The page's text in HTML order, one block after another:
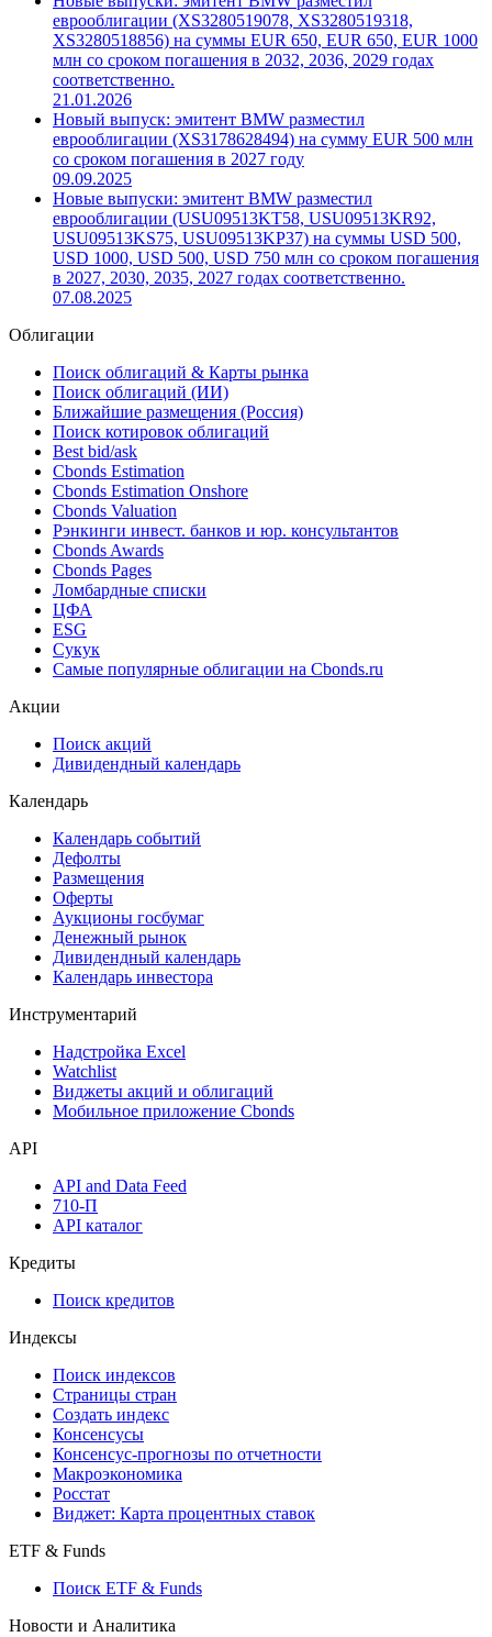
еврооблигации (XS3280519078, XS3280519318,
XS3280518856) на суммы EUR 650, EUR 650, EUR 1000
млн со сроком погашения в 2032, 2036, 2029 годах
соответственно.
21.01.2026
Новый выпуск: эмитент BMW разместил
еврооблигации (XS3178628494) на сумму EUR 500 млн
со сроком погашения в 2027 году
09.09.2025
Новые выпуски: эмитент BMW разместил
еврооблигации (USU09513KT58, USU09513KR92,
USU09513KS75, USU09513KP37) на суммы USD 500,
USD 1000, USD 500, USD 750 млн со сроком погашения
в 2027, 2030, 2035, 2027 годах соответственно.
07.08.2025
Облигации
Поиск облигаций & Карты рынка
Поиск облигаций (ИИ)
Ближайшие размещения (Россия)
Поиск котировок облигаций
Best bid/ask
Cbonds Estimation
Cbonds Estimation Onshore
Cbonds Valuation
Рэнкинги инвест. банков и юр. консультантов
Cbonds Awards
Cbonds Pages
Ломбардные списки
ЦФА
ESG
Сукук
Самые популярные облигации на Cbonds.ru
Акции
Поиск акций
Дивидендный календарь
Календарь
Календарь событий
Дефолты
Размещения
Оферты
Аукционы госбумаг
Денежный рынок
Дивидендный календарь
Календарь инвестора
Инструментарий
Надстройка Excel
Watchlist
Виджеты акций и облигаций
Мобильное приложение Cbonds
API
API and Data Feed
710-П
API каталог
Кредиты
Поиск кредитов
Индексы
Поиск индексов
Страницы стран
Создать индекс
Консенсусы
Консенсус-прогнозы по отчетности
Макроэкономика
Росстат
Виджет: Карта процентных ставок
ETF & Funds
Поиск ETF & Funds
Новости и Аналитика